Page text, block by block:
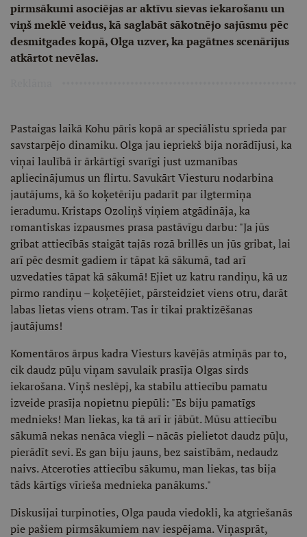
pirmsākumi asociējas ar aktīvu sievas iekarošanu un
viņš meklē veidus, kā saglabāt sākotnējo sajūsmu pēc
desmitgades kopā, Olga uzver, ka pagātnes scenārijus
atkārtot nevēlas.
Pastaigas laikā Kohu pāris kopā ar speciālistu sprieda par
savstarpējo dinamiku. Olga jau iepriekš bija norādījusi, ka
viņai laulībā ir ārkārtīgi svarīgi just uzmanības
apliecinājumus un flirtu. Savukārt Viesturu nodarbina
jautājums, kā šo koķetēriju padarīt par ilgtermiņa
ieradumu. Kristaps Ozoliņš viņiem atgādināja, ka
romantiskas izpausmes prasa pastāvīgu darbu: "Ja jūs
gribat attiecībās staigāt tajās rozā brillēs un jūs gribat, lai
arī pēc desmit gadiem ir tāpat kā sākumā, tad arī
uzvedaties tāpat kā sākumā! Ejiet uz katru randiņu, kā uz
pirmo randiņu – koķetējiet, pārsteidziet viens otru, darāt
labas lietas viens otram. Tas ir tikai praktizēšanas
jautājums!
Komentāros ārpus kadra Viesturs kavējās atmiņās par to,
cik daudz pūļu viņam savulaik prasīja Olgas sirds
iekarošana. Viņš neslēpj, ka stabilu attiecību pamatu
izveide prasīja nopietnu piepūli: "Es biju pamatīgs
mednieks! Man liekas, ka tā arī ir jābūt. Mūsu attiecību
sākumā nekas nenāca viegli – nācās pielietot daudz pūļu,
pierādīt sevi. Es gan biju jauns, bez saistībām, nedaudz
naivs. Atceroties attiecību sākumu, man liekas, tas bija
tāds kārtīgs vīrieša mednieka panākums."
Diskusijai turpinoties, Olga pauda viedokli, ka atgriešanās
pie pašiem pirmsākumiem nav iespējama. Viņasprāt,